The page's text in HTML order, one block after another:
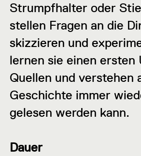
Strumpfhalter oder
stellen Fragen an die
skizzieren und
lernen sie einen ersten
Quellen und verstehen
Geschichte immer
gelesen werden kann.
Dauer